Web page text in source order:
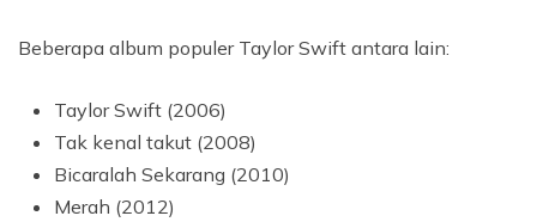
Beberapa album populer Taylor Swift antara lain:
Taylor Swift (2006)
Tak kenal takut (2008)
Bicaralah Sekarang (2010)
Merah (2012)